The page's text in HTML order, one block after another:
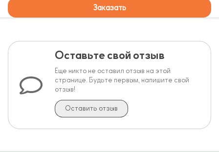
Заказать
Оставьте свой отзыв
Еще никто не оставил отзыв на этой
странице. Будьте первым, напишите свой
отзыв!
Оставить отзыв